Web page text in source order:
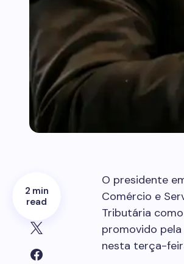
2 min
read
O presidente
Comércio e
Tributária
promovido pela
nesta terça-